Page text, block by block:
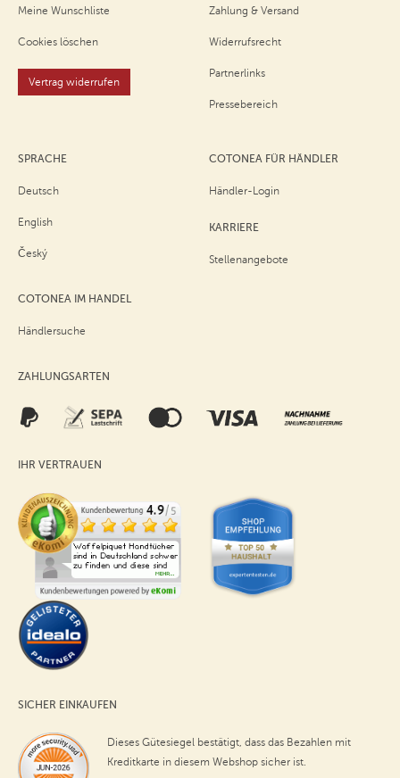
Meine Wunschliste
Cookies löschen
Vertrag widerrufen
Zahlung & Versand
Widerrufsrecht
Partnerlinks
Pressebereich
SPRACHE
Deutsch
English
Český
COTONEA IM HANDEL
Händlersuche
COTONEA FÜR HÄNDLER
Händler-Login
KARRIERE
Stellenangebote
ZAHLUNGSARTEN
IHR VERTRAUEN
SICHER EINKAUFEN
Dieses Gütesiegel bestätigt, dass das Bezahlen mit
Kreditkarte in diesem Webshop sicher ist.